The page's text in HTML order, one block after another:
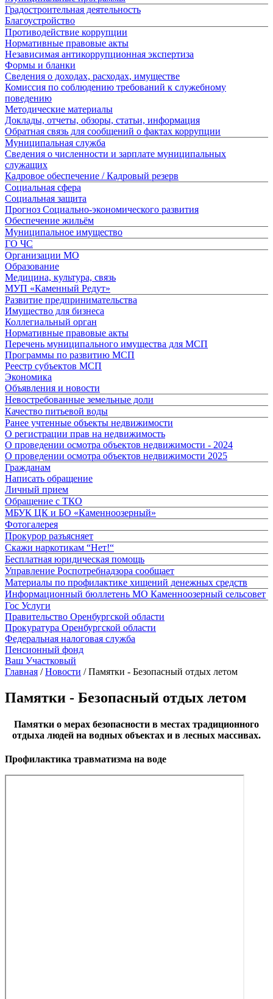
Градостроительная деятельность
Благоустройство
Противодействие коррупции
Нормативные правовые акты
Независимая антикоррупционная экспертиза
Формы и бланки
Сведения о доходах, расходах, имуществе
Комиссия по соблюдению требований к служебному
поведению
Методические материалы
Доклады, отчеты, обзоры, статьи, информация
Обратная связь для сообщений о фактах коррупции
Муниципальная служба
Сведения о численности и зарплате муниципальных
служащих
Кадровое обеспечение / Кадровый резерв
Социальная сфера
Социальная защита
Прогноз Социально-экономического развития
Обеспечение жильём
Муниципальное имущество
ГО ЧС
Организации МО
Образование
Медицина, культура, связь
МУП «Каменный Редут»
Развитие предпринимательства
Имущество для бизнеса
Коллегиальный орган
Нормативные правовые акты
Перечень муниципального имущества для МСП
Программы по развитию МСП
Реестр субъектов МСП
Экономика
Объявления и новости
Невостребованные земельные доли
Качество питьевой воды
Ранее учтенные объекты недвижимости
О регистрации прав на недвижимость
О проведении осмотра объектов недвижимости - 2024
О проведении осмотра объектов недвижимости 2025
Гражданам
Написать обращение
Личный прием
Обращение с ТКО
МБУК ЦК и БО «Каменноозерный»
Фотогалерея
Прокурор разъясняет
Скажи наркотикам “Нет!“
Бесплатная юридическая помощь
Управление Роспотребнадзора сообщает
Материалы по профилактике хищений денежных средств
Информационный бюллетень МО Каменноозерный сельсовет
Гос Услуги
Правительство Оренбургской области
Прокуратура Оренбургской области
Федеральная налоговая служба
Пенсионный фонд
Ваш Участковый
Главная /Новости /Памятки - Безопасный отдых летом
Памятки - Безопасный отдых летом
Памятки о мерах безопасности в местах традиционного
отдыха людей на водных объектах и в лесных массивах.
Профилактика травматизма на воде